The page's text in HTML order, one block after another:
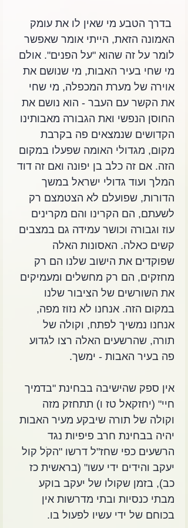
בדרך הטבע מי שאין לו את עומק
האמונה הזאת, הייתי אומר שאפשר
לומר על זה שהוא "על הפנים". אולם
מי שחי בעיר האבות, מי שנושם את
אוירה של מערת המכפלה, מי שחי
את הקשר עם העבר - הוא נושם את
החוסן הנפשי ואת הגבורה מאבותינו
הקדושים שנמצאים פה בקרבת
מקום, מגדולי האומה שפעלו במקום
הזה. אם זה כלב בן יפונה ואם זה דוד
המלך ועוד גדולי ישראל במשך
הדורות, שפועלם לא הצטמצם רק
לשעתם, הם הקרינו והם מקרינים
עוז וגבורה וכושר עמידה גם במצבים
קשים כאלה. האסונות האלה
שפוקדים את הישוב שלנו הם רק
מחזקים, הם רק מחשלים ומעמיקים
את השורשים של הציבור שלנו
במקום הזה. אנחנו לא נזוז מפה,
אנחנו נמשיך לפתח, וקולה של
תורה, שהרשעים האלה רצו לגדוע
פה בעיר האבות - ימשך.
אין ספק שהישיבה בבחינת "בדמיך
חיי" (יחזקאל טז ו) תתחזק מזה
וקולה של תורה שיבקע מעיר האבות
יהיה בבחינת חרב פיפיות נגד
הרשעים כפי שחז"ל דרשו "הקֹל קול
יעקב והידים ידי עשו" (בראשית כז
כב), בזמן שקולו של יעקב בוקע
מבתי כנסיות ובתי מדרשות אין
בכוחם של ידי עשיו לפעול בו.